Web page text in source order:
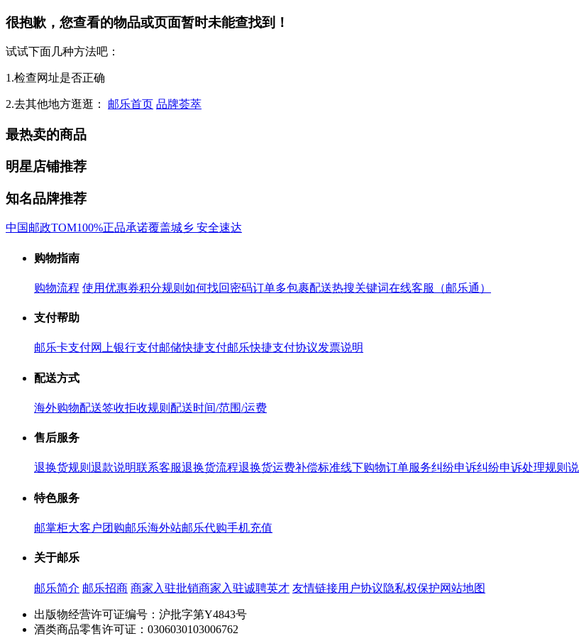
很抱歉，您查看的物品或页面暂时未能查找到！
试试下面几种方法吧：
1.检查网址是否正确
2.去其他地方逛逛： 邮乐首页 品牌荟萃
最热卖的商品
明星店铺推荐
知名品牌推荐
中国邮政TOM100%正品承诺覆盖城乡 安全速达
购物指南
购物流程 使用优惠券积分规则 如何找回密码订单多包裹配送热搜关键词在线客服（邮乐通）
支付帮助
邮乐卡支付网上银行支付邮储快捷支付邮乐快捷支付协议发票说明
配送方式
海外购物配送签收拒收规则 配送时间/范围/运费
售后服务
退换货规则 退款说明联系客服退换货流程退换货运费补偿标准线下购物订单服务纠纷申诉纠纷申诉处理规则
特色服务
邮掌柜大客户团购邮乐海外站邮乐代购手机充值
关于邮乐
邮乐简介 邮乐招商 商家入驻批销商家入驻诚聘英才 友情链接用户协议隐私权保护网站地图
出版物经营许可证编号：沪批字第Y4843号
酒类商品零售许可证：0306030103006762